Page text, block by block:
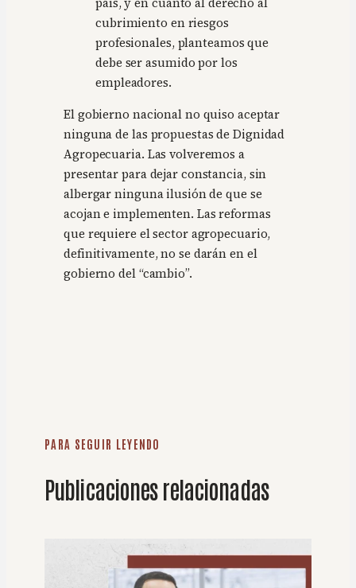
país, y en cuanto al derecho al
cubrimiento en riesgos
profesionales, planteamos que
debe ser asumido por los
empleadores.
El gobierno nacional no quiso aceptar
ninguna de las propuestas de Dignidad
Agropecuaria. Las volveremos a
presentar para dejar constancia, sin
albergar ninguna ilusión de que se
acojan e implementen. Las reformas
que requiere el sector agropecuario,
definitivamente, no se darán en el
gobierno del “cambio”.
PARA SEGUIR LEYENDO
Publicaciones relacionadas